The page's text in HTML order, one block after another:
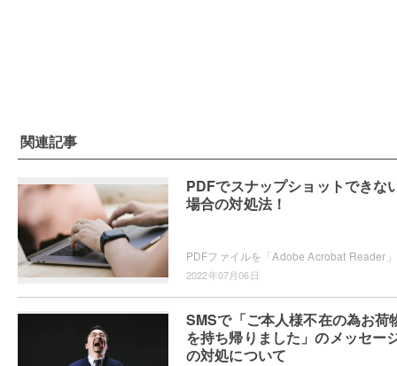
関連記事
PDFでスナップショットできな
場合の対処法！
2022年07月06日
SMSで「ご本人様不在の為お荷
を持ち帰りました」のメッセー
の対処について